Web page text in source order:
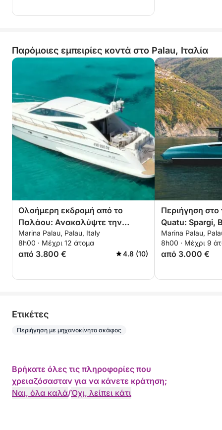
Παρόμοιες εμπειρίες κοντά στο Palau, Ιταλία
Ολοήμερη εκδρομή από το
Παλάου: Ανακαλύψτε την
Caprera & Maddalena
Marina Palau, Palau, Italy
8h00 · Μέχρι 12 άτομα
από 3.800 € 4.8 (10)
Περιήγηση στο
Quatu: Spargi,
La Maddalena
Marina Palau,
8h00 · Μέχρι 9
από 3.000 €
Eτικέτες
Περιήγηση με μηχανοκίνητο σκάφος
Βρήκατε όλες τις πληροφορίες που
χρειαζόσασταν για να κάνετε κράτηση;
Ναι, όλα καλά/Όχι, λείπει κάτι